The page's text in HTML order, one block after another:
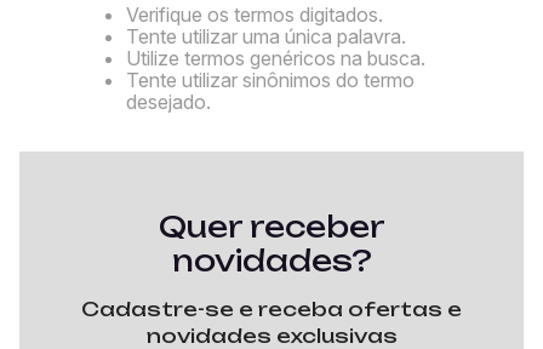
Verifique os termos digitados.
Tente utilizar uma única palavra.
Utilize termos genéricos na busca.
Tente utilizar sinônimos do termo
desejado.
Quer receber
novidades?
Cadastre-se e receba ofertas e
novidades exclusivas